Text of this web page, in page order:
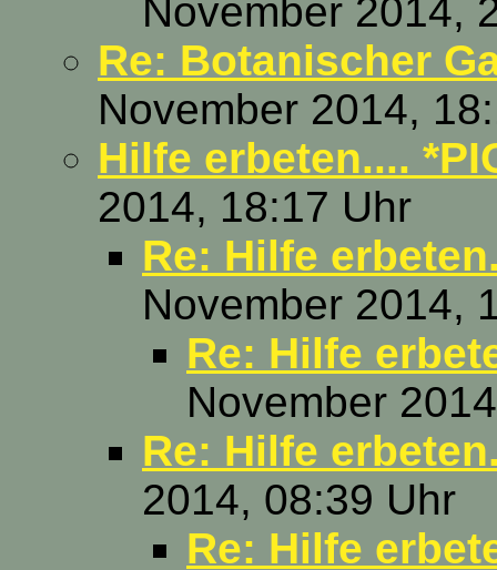
November 2014,
Re: Botanischer
November 2014,
Hilfe erbeten....
2014, 18:17 Uhr
Re: Hilfe
November 2014,
Re: Hilfe
November
Re: Hilfe
2014, 08:39 Uhr
Re: Hilfe